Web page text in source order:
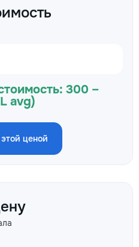
300 –
avg)
ценой